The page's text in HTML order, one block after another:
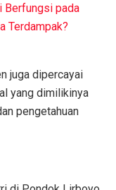
Berfungsi pada
Terdampak?
juga dipercayai
yang dimilikinya
pengetahuan